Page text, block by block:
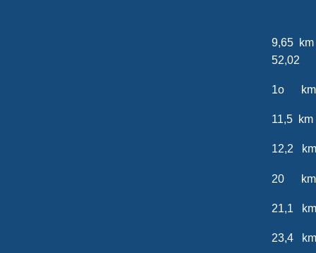
9,65
52,02
1o
11,5
12,2
20
21,1
23,4